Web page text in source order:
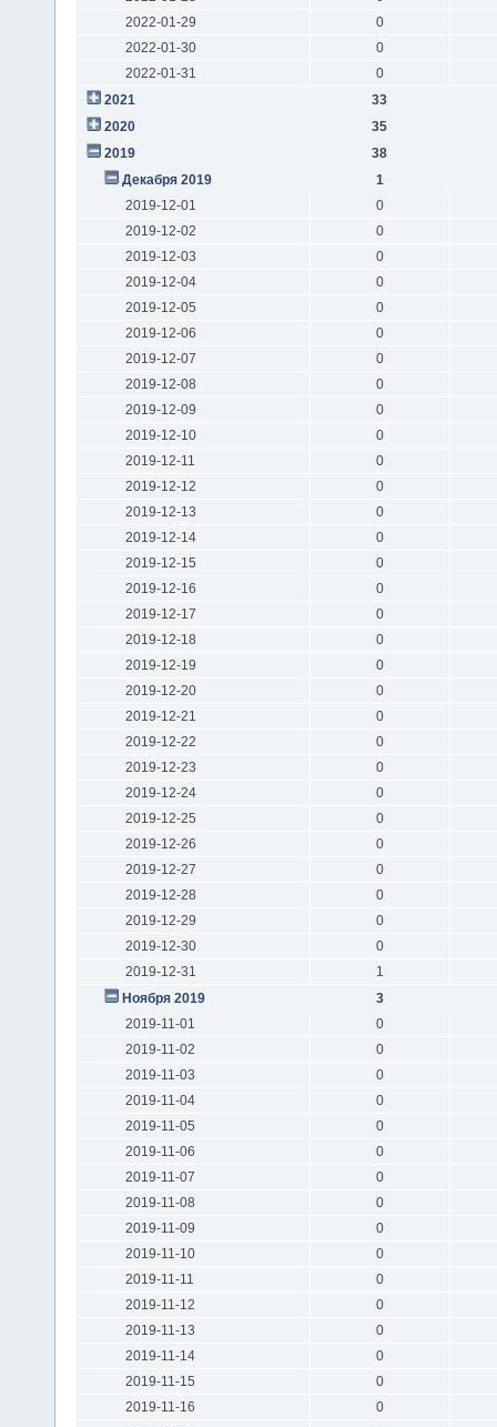
2022-01-29
0
2022-01-30
0
2022-01-31
0
2021
33
2020
35
2019
38
Декабря 2019
1
2019-12-01
0
2019-12-02
0
2019-12-03
0
2019-12-04
0
2019-12-05
0
2019-12-06
0
2019-12-07
0
2019-12-08
0
2019-12-09
0
2019-12-10
0
2019-12-11
0
2019-12-12
0
2019-12-13
0
2019-12-14
0
2019-12-15
0
2019-12-16
0
2019-12-17
0
2019-12-18
0
2019-12-19
0
2019-12-20
0
2019-12-21
0
2019-12-22
0
2019-12-23
0
2019-12-24
0
2019-12-25
0
2019-12-26
0
2019-12-27
0
2019-12-28
0
2019-12-29
0
2019-12-30
0
2019-12-31
1
Ноября 2019
3
2019-11-01
0
2019-11-02
0
2019-11-03
0
2019-11-04
0
2019-11-05
0
2019-11-06
0
2019-11-07
0
2019-11-08
0
2019-11-09
0
2019-11-10
0
2019-11-11
0
2019-11-12
0
2019-11-13
0
2019-11-14
0
2019-11-15
0
2019-11-16
0